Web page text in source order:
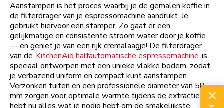
Aanstampen is het proces waarbij je de gemalen koffie in
de filterdrager van je espressomachine aandrukt. Je
gebruikt hiervoor een stamper. Zo gaat er een
gelijkmatige en consistente stroom water door je koffie
— en geniet je van een rijk cremalaagje! De filterdrager
van de KitchenAid halfautomatische espressomachine is
speciaal ontworpen met een unieke vlakke bodem, zodat
je verbazend uniform en compact kunt aanstampen.
Verzonken tuiten en een professionele diameter van 58
mm zorgen voor optimale warmte tijdens de extractie. Je
hebt nu alles wat je nodig hebt om de smakelijkste